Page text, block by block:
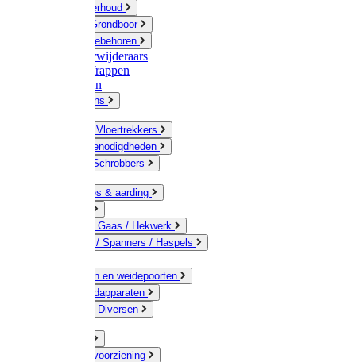
Gazononderhoud
Hamers / Grondboor
Sledes / toebehoren
Onkruidverwijderaars
Ladders / Trappen
Werkbanken
Betonmolens
Bezems & Vloertrekkers
Schildersbenodigdheden
Borstels / Schrobbers
Accessoires & aarding
Geleiders / Gaas / Hekwerk
Verbinders / Spanners / Haspels
Doorgangen en weidepoorten
Schrikdraadapparaten
Afrastering Diversen
Drinkwatervoorziening